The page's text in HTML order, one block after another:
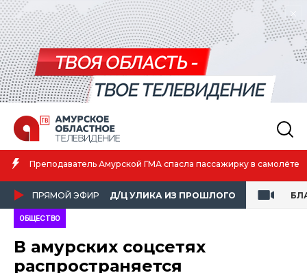
Преподаватель Амурской ГМА спасла пассажирку в самолёте
ПРЯМОЙ ЭФИР Д/Ц УЛИКА ИЗ ПРОШЛОГО
ОБЩЕСТВО
В амурских соцсетях
распространяется